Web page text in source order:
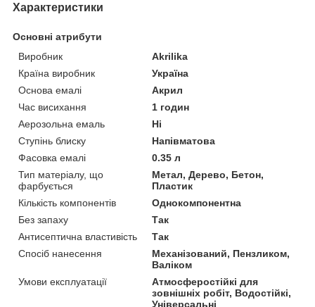
Характеристики
Основні атрибути
Виробник
Akrilika
Країна виробник
Україна
Основа емалі
Акрил
Час висихання
1 годин
Аерозольна емаль
Ні
Ступінь блиску
Напівматова
Фасовка емалі
0.35 л
Тип матеріалу, що
фарбується
Метал, Дерево, Бетон,
Пластик
Кількість компонентів
Однокомпонентна
Без запаху
Так
Антисептична властивість
Так
Спосіб нанесення
Механізований, Пензликом,
Валіком
Умови експлуатації
Атмосферостійкі для
зовнішніх робіт, Водостійкі,
Універсальні